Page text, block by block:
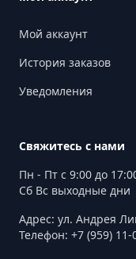
Мой аккаунт
История заказов
Уведомления
Свяжитесь с нами
Пн - Пт с 9:00 до
Сб Вс выходные дни
Адрес: ул. Андрея
Телефон: +7 (959) 11-